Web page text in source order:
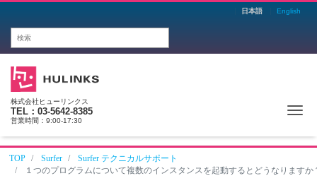
日本語 English
株式会社ヒューリンクス
TEL：03-5642-8385
営業時間：9:00-17:30
TOP Surfer
Surfer テクニカルサポート
１つのプログラムについて複数のインスタンスを起動するとどうなりますか